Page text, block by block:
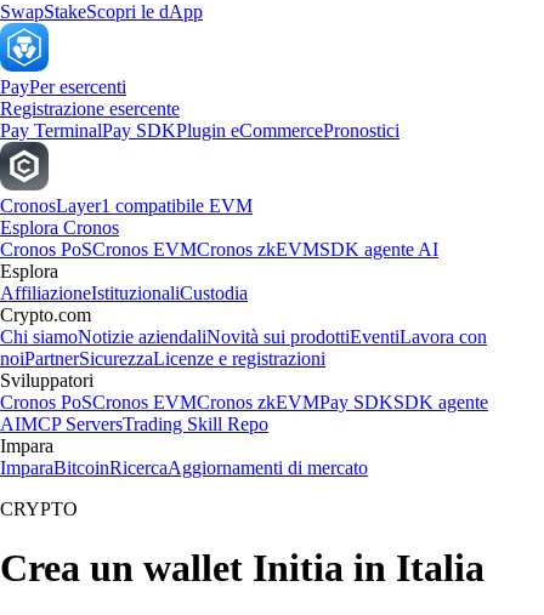
SwapStakeScopri le dApp
PayPer esercenti
Registrazione esercente
Pay TerminalPay SDKPlugin eCommercePronostici
CronosLayer1 compatibile EVM
Esplora Cronos
Cronos PoSCronos EVMCronos zkEVMSDK agente AI
Esplora
AffiliazioneIstituzionaliCustodia
Crypto.com
Chi siamoNotizie aziendaliNovità sui prodottiEventiLavora con
noiPartnerSicurezzaLicenze e registrazioni
Sviluppatori
Cronos PoSCronos EVMCronos zkEVMPay SDKSDK agente
AIMCP ServersTrading Skill Repo
Impara
ImparaBitcoinRicercaAggiornamenti di mercato
CRYPTO
Crea un wallet Initia in Italia